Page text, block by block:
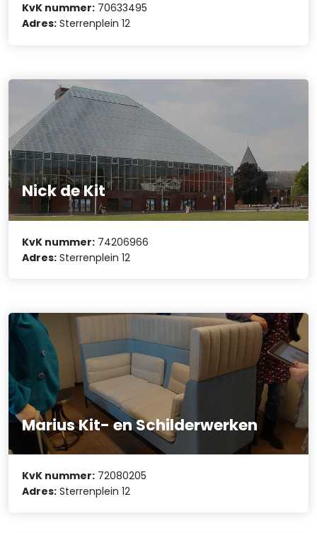
KvK nummer: 70633495
Adres: Sterrenplein 12
Nick de Kit
KvK nummer: 74206966
Adres: Sterrenplein 12
Marius Kit- en Schilderwerken
KvK nummer: 72080205
Adres: Sterrenplein 12